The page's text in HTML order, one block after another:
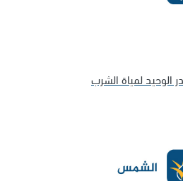
الوحيد لمياة الشرب